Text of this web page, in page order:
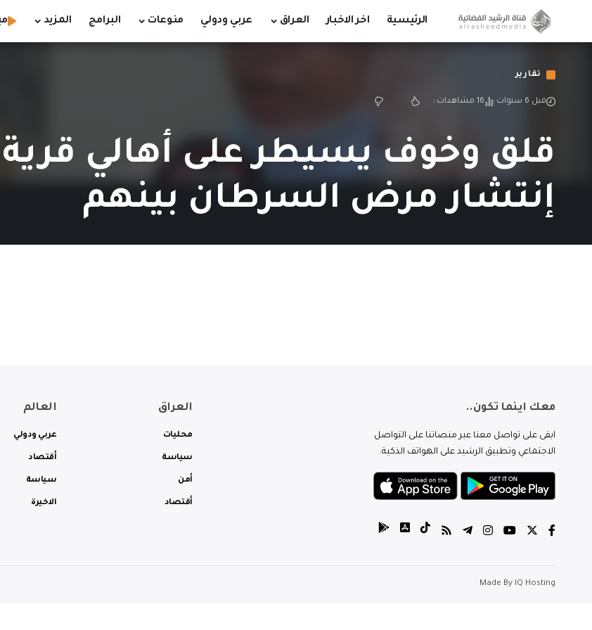
الرئيسية اخر الاخبار العراق عربي ودولي منوعات البرامج المزيد
تقارير
قبل 6 سنوات 16 مشاهدات
قلق وخوف يسيطر على أهالي قرية
إنتشار مرض السرطان بينهم
معك اينما تكون..
ابقى على تواصل معنا عبر منصاتنا على التواصل
الاجتماعي وتطبيق الرشيد على الهواتف الذكية.
العراق
محليات
سياسة
أمن
أقتصاد
العالم
عربي ودولي
أقتصاد
سياسة
الاخيرة
Made By IQ Hosting